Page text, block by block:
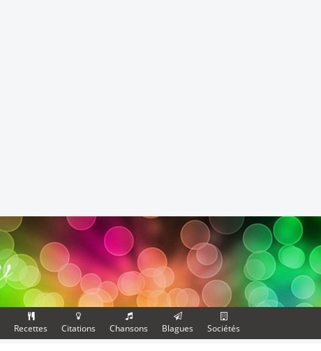
Recettes Citations Chansons Blagues Sociétés